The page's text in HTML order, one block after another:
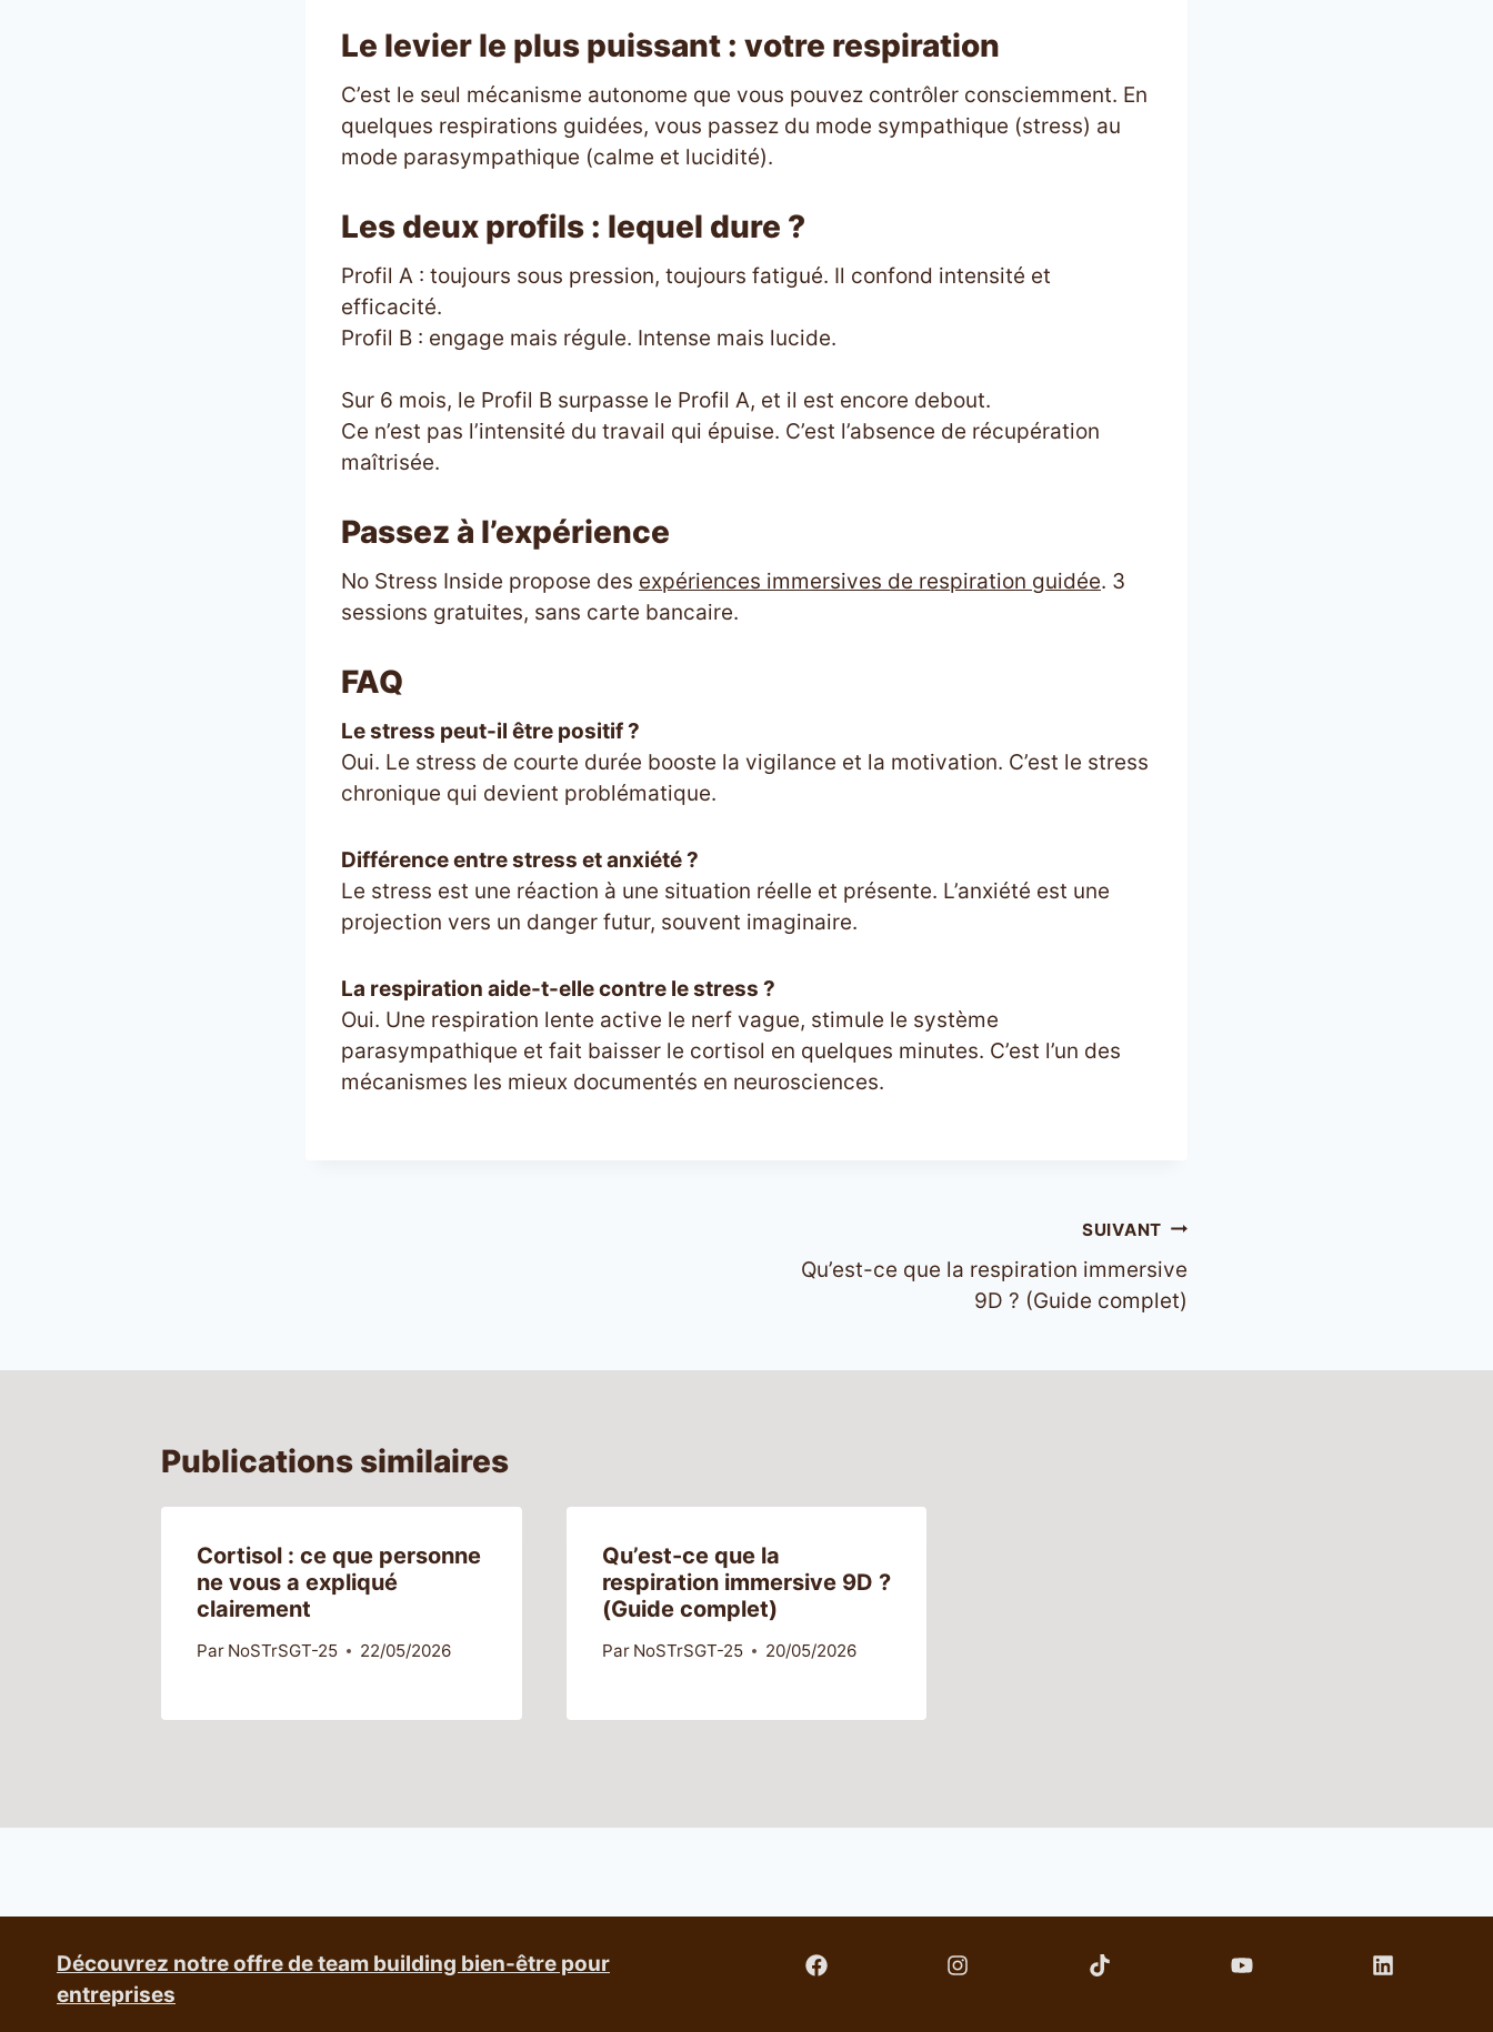
Le levier le plus puissant : votre respiration
C’est le seul mécanisme autonome que vous pouvez contrôler consciemment. En
quelques respirations guidées, vous passez du mode sympathique (stress) au
mode parasympathique (calme et lucidité).
Les deux profils : lequel dure ?
Profil A : toujours sous pression, toujours fatigué. Il confond intensité et
efficacité.
Profil B : engage mais régule. Intense mais lucide.
Sur 6 mois, le Profil B surpasse le Profil A, et il est encore debout.
Ce n’est pas l’intensité du travail qui épuise. C’est l’absence de récupération
maîtrisée.
Passez à l’expérience
No Stress Inside propose des expériences immersives de respiration guidée. 3
sessions gratuites, sans carte bancaire.
FAQ
Le stress peut-il être positif ?
Oui. Le stress de courte durée booste la vigilance et la motivation. C’est le stress
chronique qui devient problématique.
Différence entre stress et anxiété ?
Le stress est une réaction à une situation réelle et présente. L’anxiété est une
projection vers un danger futur, souvent imaginaire.
La respiration aide-t-elle contre le stress ?
Oui. Une respiration lente active le nerf vague, stimule le système
parasympathique et fait baisser le cortisol en quelques minutes. C’est l’un des
mécanismes les mieux documentés en neurosciences.
SUIVANT
Qu’est-ce que la respiration immersive
9D ? (Guide complet)
Publications similaires
Cortisol : ce que personne
ne vous a expliqué
clairement
Par NoSTrSGT-25 22/05/2026
Qu’est-ce que la
respiration immersive 9D ?
(Guide complet)
Par NoSTrSGT-25 20/05/2026
Découvrez notre offre de team building bien-être pour
entreprises